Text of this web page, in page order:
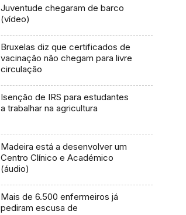
Juventude chegaram de barco
(vídeo)
Bruxelas diz que certificados de
vacinação não chegam para livre
circulação
Isenção de IRS para estudantes
a trabalhar na agricultura
Madeira está a desenvolver um
Centro Clínico e Académico
(áudio)
Mais de 6.500 enfermeiros já
pediram escusa de